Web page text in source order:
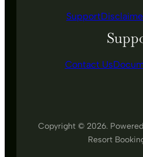
Support
Contact Us
Copyright © 2026.
Resort